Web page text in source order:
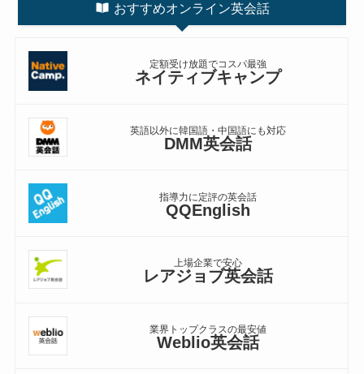
おすすめオンライン英会話
定額受け放題でコスパ最強
ネイティブキャンプ
英語以外に韓国語・中国語にも対応
DMM英会話
指導力に定評の英会話
QQEnglish
上場企業で安心
レアジョブ英会話
業界トップクラスの最安値
Weblio英会話